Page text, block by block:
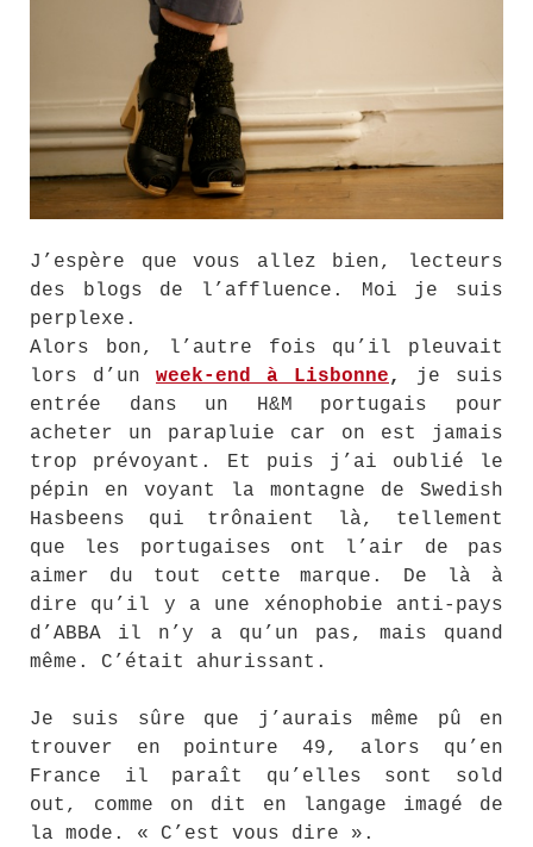
J’espère que vous allez bien, lecteurs
des blogs de l’affluence. Moi je suis
perplexe.
Alors bon, l’autre fois qu’il pleuvait
lors d’un week-end à Lisbonne,
je suis
entrée dans un H&M portugais pour
acheter un parapluie car on est jamais
trop prévoyant. Et puis j’ai oublié le
pépin en voyant la montagne de Swedish
Hasbeens qui trônaient là, tellement
que les portugaises ont l’air de pas
aimer du tout cette marque. De là à
dire qu’il y a une xénophobie anti-pays
d’ABBA il n’y a qu’un pas, mais quand
même. C’était ahurissant.
Je suis sûre que j’aurais même pû en
trouver en pointure 49, alors qu’en
France il paraît qu’elles sont sold
out, comme on dit en langage imagé de
la mode. « C’est vous dire ».